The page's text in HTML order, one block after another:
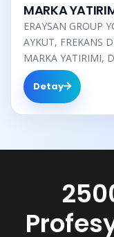
MARKA
ERAYSAN GROUP
AYKUT, FREKANS
MARKA YATIRIMI,
OFİS ÜRÜNLERİ
ÖNEMLİ BİLGİLER
Detay